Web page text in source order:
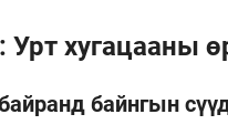
хугацааны
байнгын